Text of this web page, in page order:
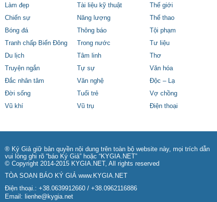
Làm đẹp
Tài liệu kỹ thuật
Thế giới
Chiến sự
Năng lượng
Thể thao
Bóng đá
Thông báo
Tội phạm
Tranh chấp Biển Đông
Trong nước
Tư liệu
Du lịch
Tâm linh
Thơ
Truyện ngắn
Tự sự
Văn hóa
Đắc nhân tâm
Văn nghệ
Độc – Lạ
Đời sống
Tuổi trẻ
Vợ chồng
Vũ khí
Vũ trụ Điện thoại
® Ký Giả giữ bản quyền nội dung trên toàn bộ website này, mọi trích dẫn
vui lòng ghi rõ “báo Ký Giả” hoặc “KYGIA.NET”
© Copyright 2014-2015 KYGIA.NET, All rights reserved
TÒA SOẠN BÁO KÝ GIẢ www.KYGIA.NET
Điện thoại.: +38.0639912660 / +38.0962116886
Email: lienhe@kygia.net